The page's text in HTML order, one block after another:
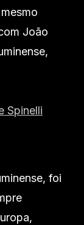
João
Spinelli
foi